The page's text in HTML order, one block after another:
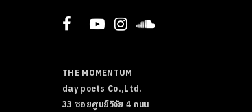
THE MOMENTUM
day poets Co.,Ltd.
33 ซอยศูนย์วิจัย 4 ถนน